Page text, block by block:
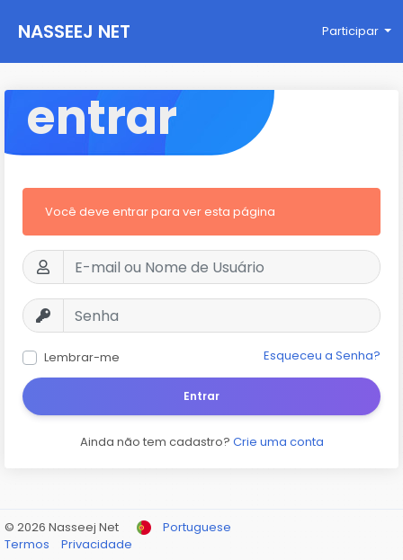
NASSEEJ NET Participar
entrar
Você deve entrar para ver esta página
Lembrar-me Esqueceu a Senha?
Entrar
Ainda não tem cadastro? Crie uma conta
© 2026 Nasseej Net
Portuguese
Termos
Privacidade